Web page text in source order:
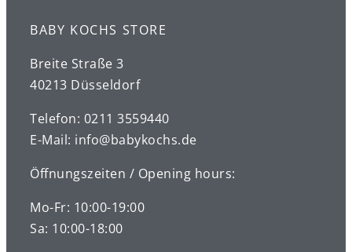
BABY KOCHS STORE
Breite Straße 3
40213 Düsseldorf
Telefon: 0211 3559440
E-Mail: info@babykochs.de
Öffnungszeiten / Opening hours:
Mo-Fr: 10:00-19:00
Sa: 10:00-18:00